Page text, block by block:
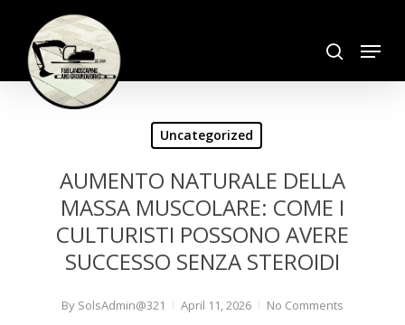
main
content
Menu
Uncategorized
AUMENTO NATURALE DELLA
MASSA MUSCOLARE: COME I
CULTURISTI POSSONO AVERE
SUCCESSO SENZA STEROIDI
By SolsAdmin@321 April 11, 2026 No Comments
Close
Menu